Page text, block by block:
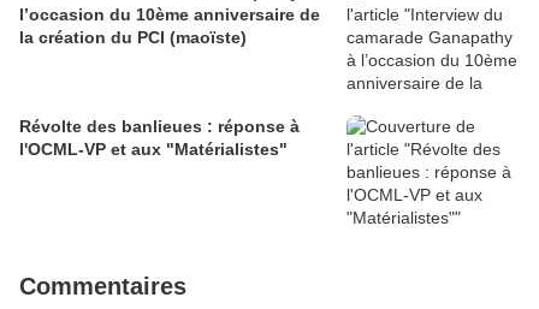
l’occasion du 10ème anniversaire de
la création du PCI (maoïste)
Révolte des banlieues : réponse à
l'OCML-VP et aux "Matérialistes"
Commentaires